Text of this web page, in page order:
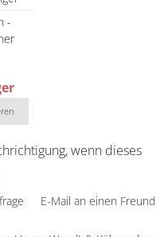
-
wenn dieses
E-Mail an einen Freund